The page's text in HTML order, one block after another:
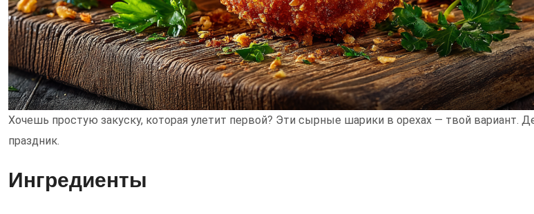
Хочешь простую закуску, которая улетит первой? Эти сырные шарики в орехах — твой вариант.
праздник.
Ингредиенты